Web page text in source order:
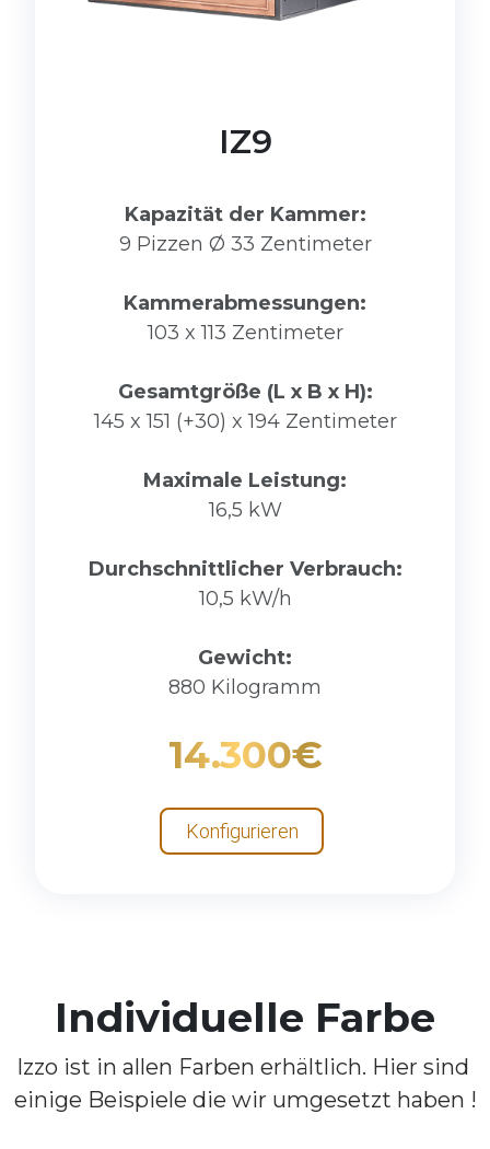
IZ9
Kapazität der Kammer:
9 Pizzen Ø 33 Zentimeter
Kammerabmessungen:
103 x 113 Zentimeter
Gesamtgröße (L x B x H):
145 x 151 (+30) x 194 Zentimeter
Maximale Leistung:
16,5 kW
Durchschnittlicher Verbrauch:
10,5 kW/h
Gewicht:
880 Kilogramm
14.300€
Konfigurieren
Individuelle Farbe
Izzo ist in allen Farben erhältlich. Hier sind
einige Beispiele die wir umgesetzt haben !